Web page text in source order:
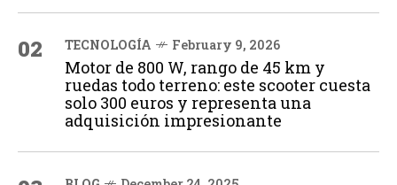
02 TECNOLOGÍA February 9, 2026
Motor de 800 W, rango de 45 km y
ruedas todo terreno: este scooter cuesta
solo 300 euros y representa una
adquisición impresionante